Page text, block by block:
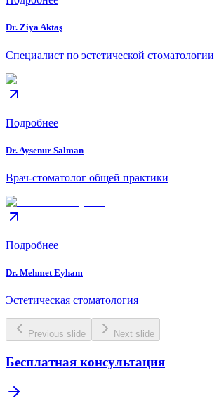
Dr. Ziya Aktaş
Специалист по эстетической стоматологии
Подробнее
Dr. Aysenur Salman
Врач-стоматолог общей практики
Подробнее
Dr. Mehmet Eyham
Эстетическая стоматология
Previous slide Next slide
Бесплатная консультация